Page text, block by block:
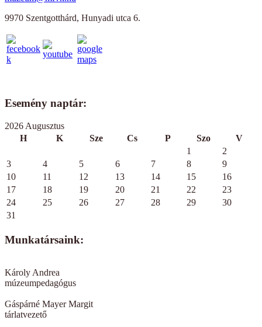
9970 Szentgotthárd, Hunyadi utca 6.
Esemény naptár:
2026 Augusztus
H
K Sze Cs P Szo
V
1
2
3
4 5 6 7 8
9
10
11 12 13 14 15
16
17
18 19 20 21 22
23
24
25 26 27 28 29
30
31
Munkatársaink:
Károly Andrea
múzeumpedagógus
Gáspárné Mayer Margit
tárlatvezető